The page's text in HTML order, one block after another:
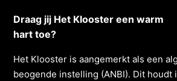
Draag jij Het Klooster een warm
hart toe?
Het Klooster is aangemerkt als een
beogende instelling (ANBI). Dit houdt